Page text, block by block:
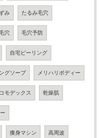
み たるみ毛穴
穴 毛穴予防
自宅ピーリング
グソープ メリハリボディー
コモデックス 乾燥肌
痩身マシン 高周波